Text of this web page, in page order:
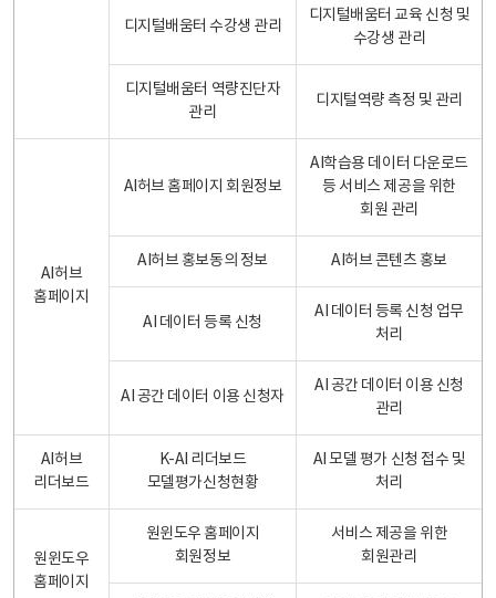
디지털배움터 수강생 관리
디지털배움터 교육 신청 및
수강생 관리
디지털배움터 역량진단자
관리
디지털역량 측정 및 관리
AI허브
홈페이지
AI허브 홈페이지 회원정보
AI학습용 데이터 다운로드
등 서비스 제공을 위한
회원 관리
AI허브 홍보동의 정보 AI허브 콘텐츠 홍보
AI 데이터 등록 신청
AI 데이터 등록 신청 업무
처리
AI 공간 데이터 이용 신청자
AI 공간 데이터 이용 신청
관리
AI허브
리더보드
K-AI 리더보드
모델평가신청현황
AI 모델 평가 신청 접수 및
처리
원윈도우
홈페이지
원윈도우 홈페이지
회원정보
서비스 제공을 위한
회원관리